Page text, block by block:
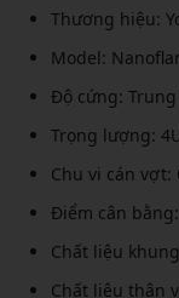
Thương hiệu:
Model:
Độ cứng:
Trọng lượng:
Chu vi cán vợt:
Điểm cân
Chất liệu
Chất liệu thân